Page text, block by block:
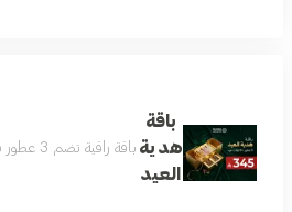
باقة
هدية
العيد
باقة راقية تضم 3 عطور فاخرة ونوعين من العود بروائح جذابة ومتنوعة تناسب الجنسين وجميع المناسبات داخل بوكس فاخر وأنيق للإهداء تعكس الذوق الرفيع والفخامة يتم اختيار العطور والعود من الأنواع المتوفرة في المتجر وقد تختلف حسب المخزون